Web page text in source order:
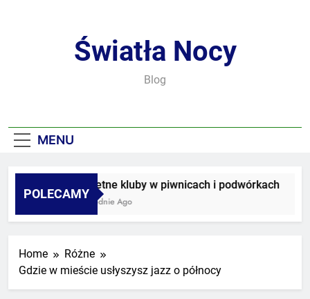
Światła Nocy
Blog
MENU
POLECAMY
Sekretne kluby w piwnicach i podwórkach
2 Tygodnie Ago
Home
Różne
Gdzie w mieście usłyszysz jazz o północy